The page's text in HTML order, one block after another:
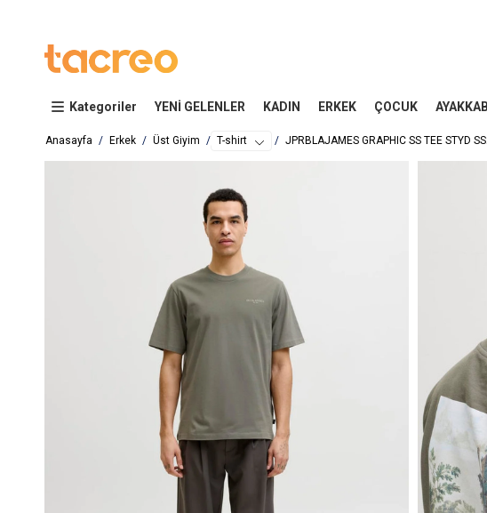
Kategoriler YENİ GELENLER KADIN ERKEK ÇOCUK
JPRBLAJAMES GRAPHIC SS TEE STYD
T-shirt
Üst Giyim
Erkek
Anasayfa